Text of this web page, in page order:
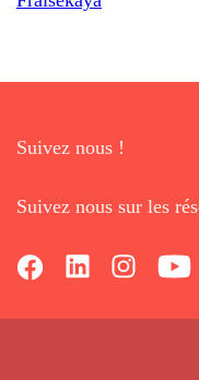
Suivez nous !
Suivez nous sur les